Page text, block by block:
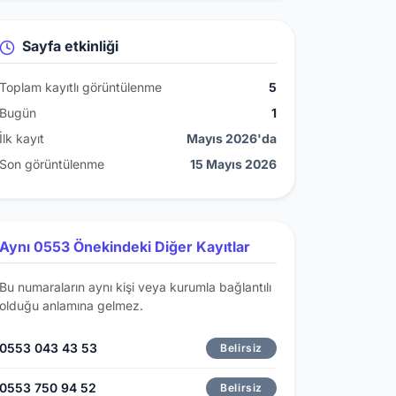
Sayfa etkinliği
Toplam kayıtlı görüntülenme
5
Bugün
1
İlk kayıt
Mayıs 2026'da
Son görüntülenme
15 Mayıs 2026
Aynı 0553 Önekindeki Diğer Kayıtlar
Bu numaraların aynı kişi veya kurumla bağlantılı
olduğu anlamına gelmez.
0553 043 43 53 Belirsiz
0553 750 94 52 Belirsiz